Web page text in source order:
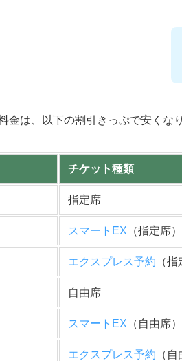
金は、以下の割引きっぷで安くなり
チケット種類
指定席
スマートEX （指定席）
エクスプレス予約 （指
自由席
スマートEX （自由席）
エクスプレス予約 （自